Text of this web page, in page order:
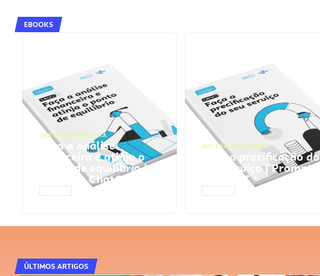
EBOOKS
GESTÃO FINANCEIRA
Faça a análise
financeira e atinja o
ponto de equilíbrio |
Prompts ChatGPT
GESTÃO FINANCEIRA
Faça a precificação do
seu serviço | Prompts
ChatGPT
ÚLTIMOS ARTIGOS